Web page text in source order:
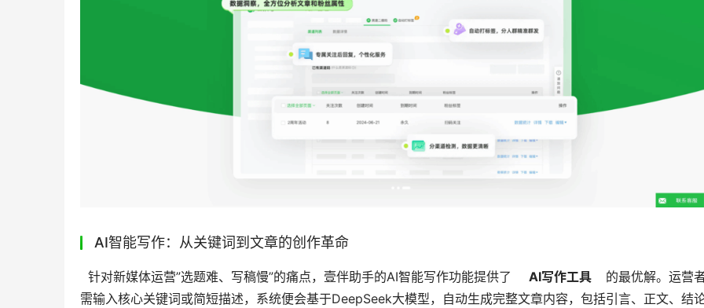
AI智能写作：从关键词到文章的创作革命
  针对新媒体运营”选题难、写稿慢”的痛点，壹伴助手的AI智能写作功能提供了
   AI写作工具
的最优解。运营
需输入核心关键词或简短描述，系统便会基于DeepSeek大模型，自动生成完整文章内容，包括引言、正文、结